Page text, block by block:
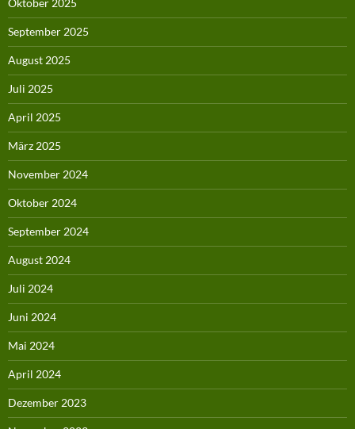
Oktober 2025
September 2025
August 2025
Juli 2025
April 2025
März 2025
November 2024
Oktober 2024
September 2024
August 2024
Juli 2024
Juni 2024
Mai 2024
April 2024
Dezember 2023